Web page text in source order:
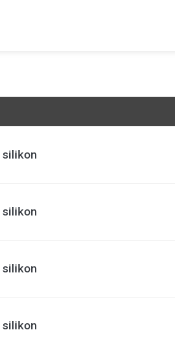
silikon
silikon
silikon
silikon